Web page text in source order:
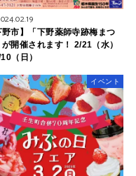
野市】「下野薬師寺跡梅まつ
が開催されます！ 2/21（水）
（日）
イベント